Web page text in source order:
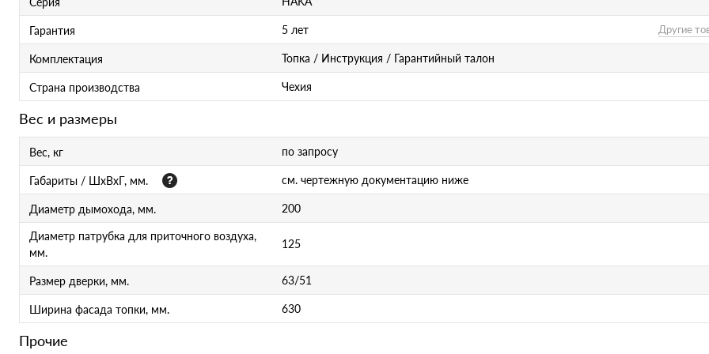
Гарантия 5 лет Другие
Комплектация Топка / Инструкция / Гарантийный талон
Страна производства Чехия
Вес и размеры
Вес, кг по запросу
Габариты / ШхВхГ, мм. см. чертежную документацию ниже
Диаметр дымохода, мм. 200
Диаметр патрубка для приточного воздуха,
мм.
125
Размер дверки, мм. 63/51
Ширина фасада топки, мм. 630
Прочие